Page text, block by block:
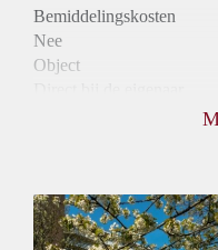
Bemiddelingskosten
Nee
Object
Huurtoeslag
Niet mogelijk